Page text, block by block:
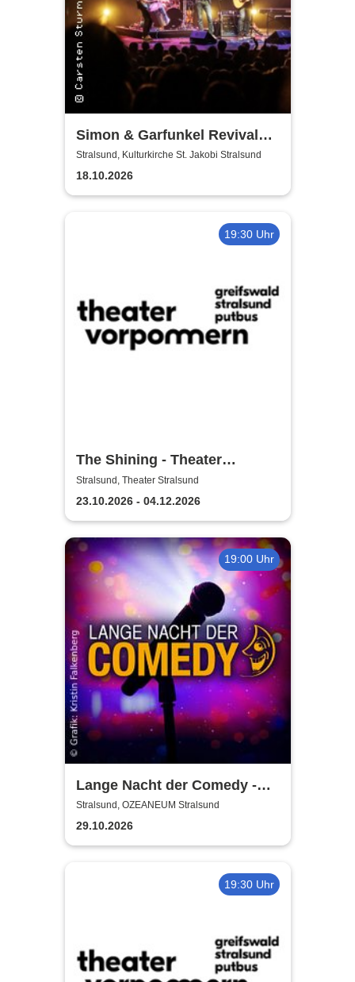
Simon & Garfunkel Revival
Band
Stralsund, Kulturkirche St. Jakobi Stralsund
18.10.2026
19:30 Uhr
The Shining - Theater
Vorpommern
Stralsund, Theater Stralsund
23.10.2026 - 04.12.2026
19:00 Uhr
Lange Nacht der Comedy -
Die Stadt lacht
Stralsund, OZEANEUM Stralsund
29.10.2026
19:30 Uhr